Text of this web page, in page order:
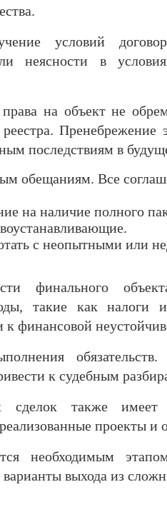
условий
неясности в
на объект не
последствиям в
обещаниям. Все
на наличие полного
с неопытными или
финального
такие как налоги
к финансовой
к судебным
сделок также имеет
проекты и
необходимым
выхода из